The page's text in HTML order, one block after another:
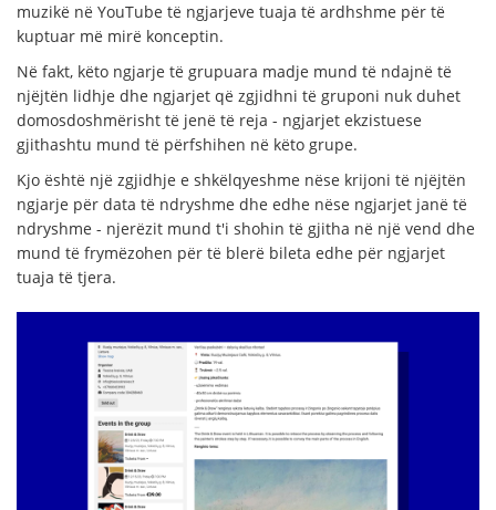
muzikë në YouTube të ngjarjeve tuaja të ardhshme për të
kuptuar më mirë konceptin.
Në fakt, këto ngjarje të grupuara madje mund të ndajnë të
njëjtën lidhje dhe ngjarjet që zgjidhni të gruponi nuk duhet
domosdoshmërisht të jenë të reja - ngjarjet ekzistuese
gjithashtu mund të përfshihen në këto grupe.
Kjo është një zgjidhje e shkëlqyeshme nëse krijoni të njëjtën
ngjarje për data të ndryshme dhe edhe nëse ngjarjet janë të
ndryshme - njerëzit mund t'i shohin të gjitha në një vend dhe
mund të frymëzohen për të blerë bileta edhe për ngjarjet
tuaja të tjera.